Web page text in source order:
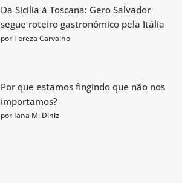
Da Sicília à Toscana: Gero Salvador
segue roteiro gastronômico pela Itália
por Tereza Carvalho
Por que estamos fingindo que não nos
importamos?
por Iana M. Diniz